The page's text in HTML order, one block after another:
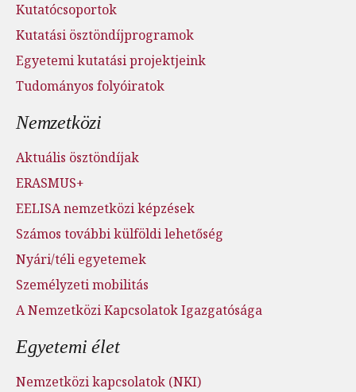
Kutatócsoportok
Kutatási ösztöndíjprogramok
Egyetemi kutatási projektjeink
Tudományos folyóiratok
Nemzetközi
Aktuális ösztöndíjak
ERASMUS+
EELISA nemzetközi képzések
Számos további külföldi lehetőség
Nyári/téli egyetemek
Személyzeti mobilitás
A Nemzetközi Kapcsolatok Igazgatósága
Egyetemi élet
Nemzetközi kapcsolatok (NKI)